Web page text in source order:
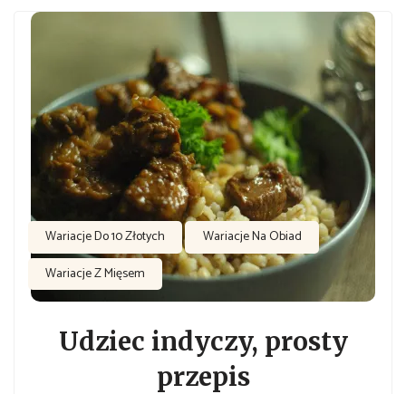
Wariacje Do 10 Złotych
Wariacje Na Obiad
Wariacje Z Mięsem
Udziec indyczy, prosty
przepis